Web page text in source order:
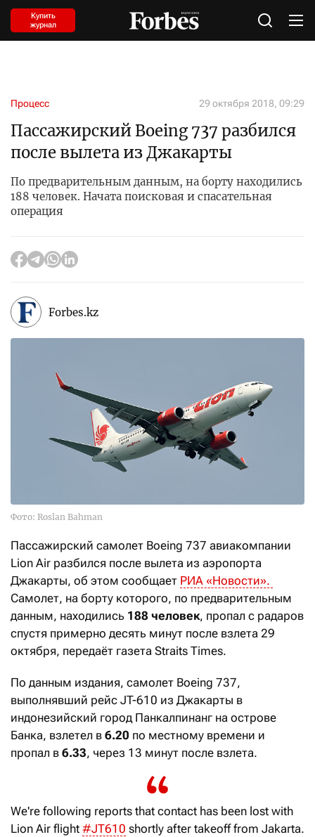
Купить
журнал
Процесс 29 октября 2018, 09:29
Пассажирский Boeing 737 разбился
после вылета из Джакарты
По предварительным данным, на борту находились
188 человек. Начата поисковая и спасательная
операция
Forbes.kz
Фото: Roslan Bahman
Пассажирский самолет Boeing 737 авиакомпании
Lion Air разбился после вылета из аэропорта
Джакарты, об этом сообщает РИА «Новости».
Самолет, на борту которого, по предварительным
данным, находились 188 человек, пропал с радаров
спустя примерно десять минут после взлета 29
октября, передаёт газета Straits Times.
По данным издания, самолет Boeing 737,
выполнявший рейс JT-610 из Джакарты в
индонезийский город Панкалпинанг на острове
Банка, взлетел в 6.20 по местному времени и
пропал в 6.33, через 13 минут после взлета.
We're following reports that contact has been lost with
Lion Air flight #JT610 shortly after takeoff from Jakarta.